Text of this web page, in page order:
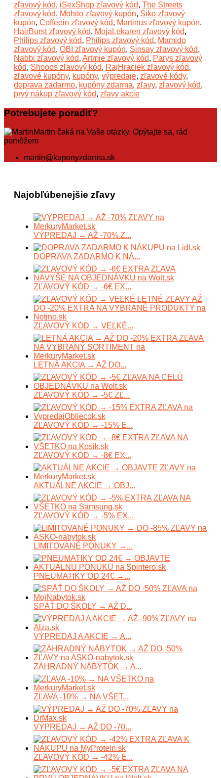
zľavový kód, iSexShop zľavový kód, The Streets
zľavový kód, Mohito zľavový kupón, Siko zľavový
kupón, Coffeein zľavový kód, Martinus zľavový kupón,
HairBurst zľavový kód, MojaLekaren zľavový kód,
Philips zľavový kód, Philips zľavový kód, Mamido
zľavový kód, OBI zľavový kupón, Sinsay zľavový kód,
Nabbi zľavový kód, Artmie zľavový kód, Parys zľavový
kód, Shooos zľavový kód, RajHraciek zľavový kód,
zľavové kupóny, kupóny, výpredaje, zľavové kódy,
doprava zadarmo, kupóny zdarma, zľavy, zľavový kód,
prvý nákup zľavový kód, zľavy akcie
Potrebujete poradiť?
Martin čaká na Vaše otázky. Opýtajte sa, rád
pomôžem
martin@kuponyzdarma.sk
Najobľúbenejšie zľavy
VÝPREDAJ → AŽ -70% Z...
DOPRAVA ZADARMO K NÁ...
ZĽAVOVÝ KÓD → -6€ EX...
ZĽAVOVÝ KÓD → VEĽKÉ...
LETNÁ AKCIA → AŽ DO...
ZĽAVOVÝ KÓD → -5€ ZĽ...
ZĽAVOVÝ KÓD → -15% E...
ZĽAVOVÝ KÓD → -8€ EX...
AKTUÁLNE AKCIE → OBJ...
ZĽAVOVÝ KÓD → -5% EX...
LIMITOVANÉ PONUKY →...
PNEUMATIKY OD 24€ →...
SPÄŤ DO ŠKOLY → AŽ D...
VÝPREDAJ A AKCIE → A...
ZÁHRADNÝ NÁBYTOK → A...
ZĽAVA -10% → NA VŠET...
VÝPREDAJ → AŽ DO -70...
ZĽAVOVÝ KÓD → -42% E...